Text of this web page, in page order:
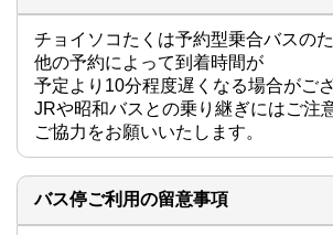
チョイソコたくは予約型乗合バスのた
他の予約によって到着時間が
予定より10分程度遅くなる場合がご
JRや昭和バスとの乗り継ぎにはご注
ご協力をお願いいたします。
バス停ご利用の留意事項